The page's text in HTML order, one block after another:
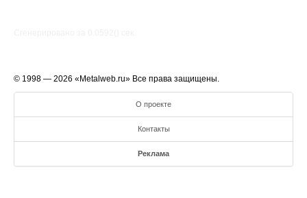
© 1998 — 2026 «Metalweb.ru» Все права защищены.
О проекте
Контакты
Реклама